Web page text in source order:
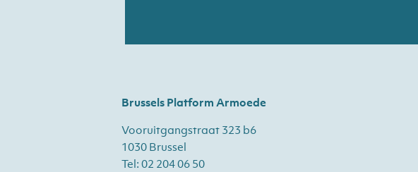
Brussels Platform Armoede
Vooruitgangstraat 323 b6
1030 Brussel
Tel: 02 204 06 50